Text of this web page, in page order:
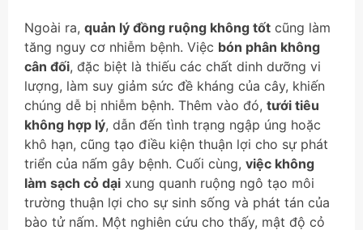
Ngoài ra, quản lý đồng ruộng không tốt cũng làm
tăng nguy cơ nhiễm bệnh. Việc bón phân không
cân đối, đặc biệt là thiếu các chất dinh dưỡng vi
lượng, làm suy giảm sức đề kháng của cây, khiến
chúng dễ bị nhiễm bệnh. Thêm vào đó, tưới tiêu
không hợp lý, dẫn đến tình trạng ngập úng hoặc
khô hạn, cũng tạo điều kiện thuận lợi cho sự phát
triển của nấm gây bệnh. Cuối cùng, việc không
làm sạch cỏ dại xung quanh ruộng ngô tạo môi
trường thuận lợi cho sự sinh sống và phát tán của
bào tử nấm. Một nghiên cứu cho thấy, mật độ cỏ